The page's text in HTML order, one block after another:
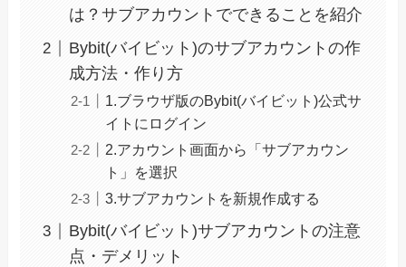
は？サブアカウントでできることを紹介
Bybit(バイビット)のサブアカウントの作
成方法・作り方
1.ブラウザ版のBybit(バイビット)公式サ
イトにログイン
2.アカウント画面から「サブアカウン
ト」を選択
3.サブアカウントを新規作成する
Bybit(バイビット)サブアカウントの注意
点・デメリット